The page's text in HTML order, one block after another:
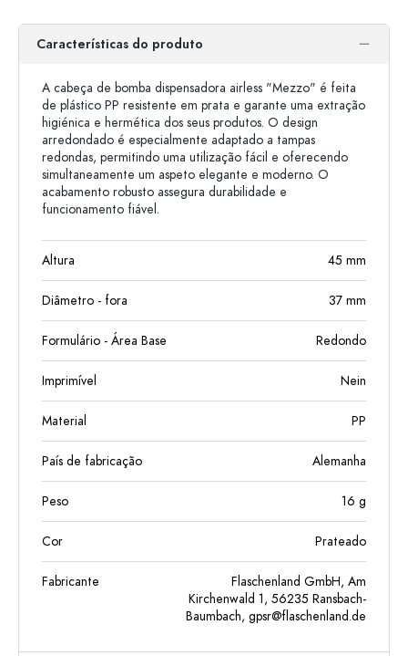
Características do produto
A cabeça de bomba dispensadora airless "Mezzo" é feita
de plástico PP resistente em prata e garante uma extração
higiénica e hermética dos seus produtos. O design
arredondado é especialmente adaptado a tampas
redondas, permitindo uma utilização fácil e oferecendo
simultaneamente um aspeto elegante e moderno. O
acabamento robusto assegura durabilidade e
funcionamento fiável.
Altura 45 mm
Diâmetro - fora 37 mm
Formulário - Área Base Redondo
Imprimível Nein
Material PP
País de fabricação Alemanha
Peso 16 g
Cor Prateado
Fabricante
Flaschenland GmbH, Am
Kirchenwald 1, 56235 Ransbach-
Baumbach, gpsr@flaschenland.de